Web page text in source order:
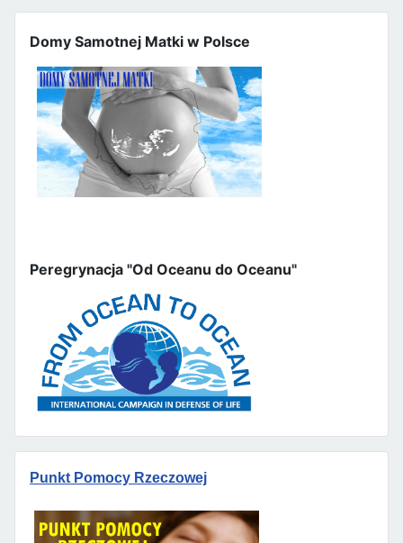
Domy Samotnej Matki w Polsce
Peregrynacja "Od Oceanu do Oceanu"
Punkt Pomocy Rzeczowej